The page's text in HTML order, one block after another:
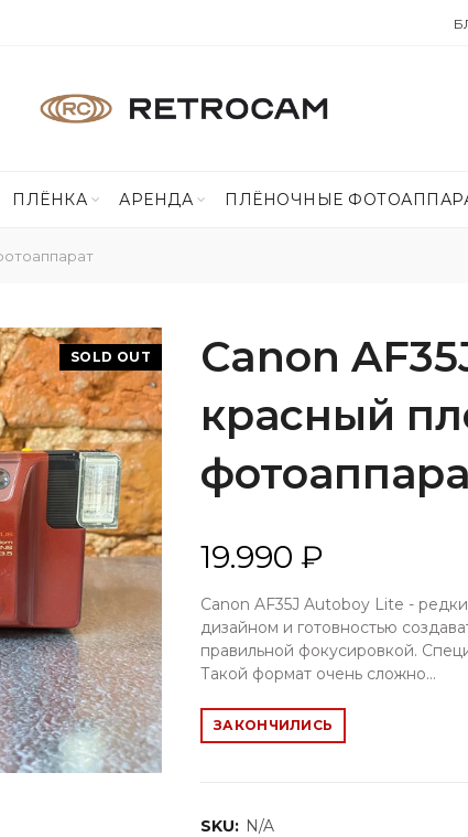
ПЛЁНКА АРЕНДА ПЛЁНОЧНЫЕ
SOLD OUT
Canon
красный
19.990 ₽
Canon AF35J Autoboy Lite -
дизайном и готовностью
правильной фокусировкой.
Такой формат очень сложно...
ЗАКОНЧИЛИСЬ
SKU: N/A